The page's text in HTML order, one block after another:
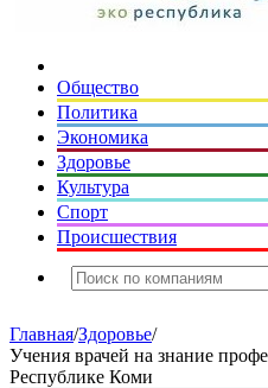
Общество
Политика
Экономика
Здоровье
Культура
Спорт
Происшествия
Главная/Здоровье/
Учения врачей на знание
Республике Коми